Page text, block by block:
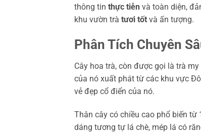
thông tin thực tiễn và toàn diện,
khu vườn trà tươi tốt và ấn tượng.
Phân Tích Chuyên
Cây hoa trà, còn được gọi là trà
của nó xuất phát từ các khu vực
vẻ đẹp cổ điển của nó.
Thân cây có chiều cao phổ biến từ
dáng tương tự lá chè, mép lá có